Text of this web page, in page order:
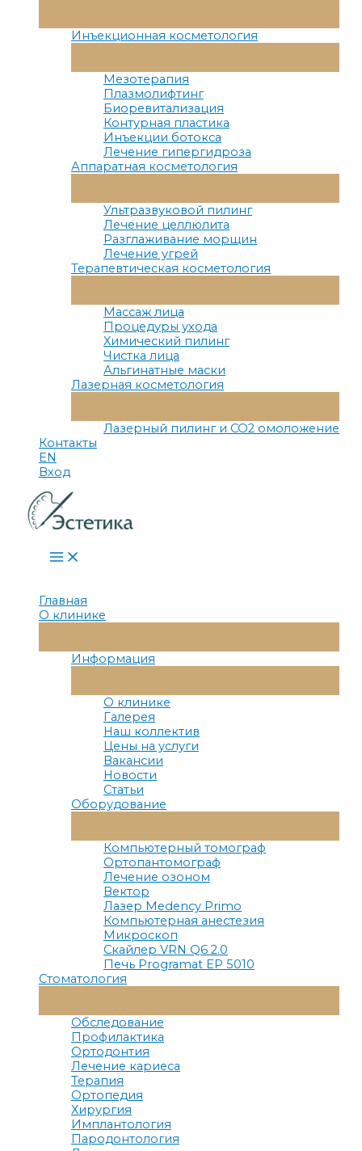
Меню
Инъекционная косметология
Меню
Мезотерапия
Плазмолифтинг
Биоревитализация
Контурная пластика
Инъекции ботокса
Лечение гипергидроза
Аппаратная косметология
Меню
Ультразвуковой пилинг
Лечение целлюлита
Разглаживание морщин
Лечение угрей
Терапевтическая косметология
Меню
Массаж лица
Процедуры ухода
Химический пилинг
Чистка лица
Альгинатные маски
Лазерная косметология
Меню
Лазерный пилинг и СО2 омоложение
Контакты
EN
Вход
Main
Menu
Главная
О клинике
Меню
Информация
Меню
О клинике
Галерея
Наш коллектив
Цены на услуги
Вакансии
Новости
Статьи
Оборудование
Меню
Компьютерный томограф
Ортопантомограф
Лечение озоном
Вектор
Лазер Medency Primo
Компьютерная анестезия
Микроскоп
Скайлер VRN Q6 2.0
Печь Programat EP 5010
Стоматология
Меню
Обследование
Профилактика
Ортодонтия
Лечение кариеса
Терапия
Ортопедия
Хирургия
Имплантология
Пародонтология